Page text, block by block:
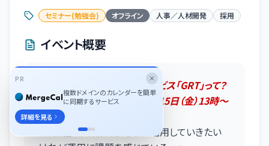
セミナー(勉強会) オフライン 人事／人材開発 採用
イベント概要
令和の虎・茂木哲也の新サービス「GRT」って？
第一回セミナーが2026年5月15日（金）13時～
開催！！
「外国籍の人材採用、さらに活用していきたい
PR
複数ドメインのカレンダーを簡単
に同期するサービス
詳細を見る